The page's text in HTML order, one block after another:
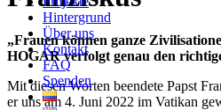
Hintergrund
Über uns
Kontakt
FAQ
Spenden
„Frauen können ganze
HOGAR verfolgt genau den
Mit diesen Worten beendete Papst
er uns am 4. Juni 2022 im Vatikan